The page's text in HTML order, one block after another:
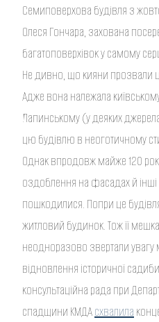
Семиповерхова будівля з
Олеся Гончара, захована
багатоповерхівок у самому
Не дивно, що кияни прозвали
Адже вона належала
Лапинському (у деяких
цю будівлю в неоготичному
Однак впродовж майже 120
оздоблення на фасадах й
пошкодилися. Попри це
житловий будинок. Тож її
неодноразово звертали увагу
відновлення історичної
консультаційна рада при
спадщини КМДАсхвалила